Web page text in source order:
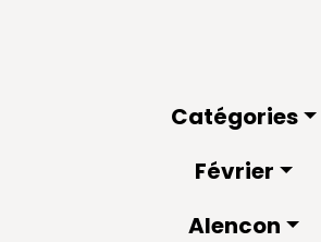
Catégories
Février
Alencon